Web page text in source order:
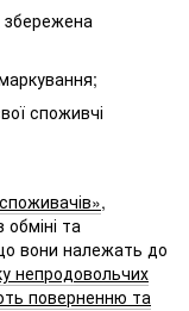
збережена
споживчі
,
та
вони належать до
непродовольчих
поверненню та